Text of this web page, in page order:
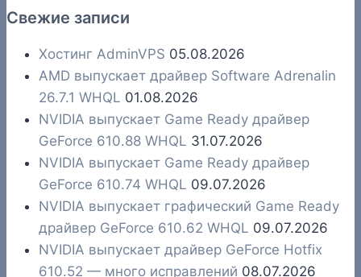
Свежие записи
Хостинг AdminVPS 05.08.2026
AMD выпускает драйвер Software Adrenalin
26.7.1 WHQL 01.08.2026
NVIDIA выпускает Game Ready драйвер
GeForce 610.88 WHQL 31.07.2026
NVIDIA выпускает Game Ready драйвер
GeForce 610.74 WHQL 09.07.2026
NVIDIA выпускает графический Game Ready
драйвер GeForce 610.62 WHQL 09.07.2026
NVIDIA выпускает драйвер GeForce Hotfix
610.52 — много исправлений 08.07.2026